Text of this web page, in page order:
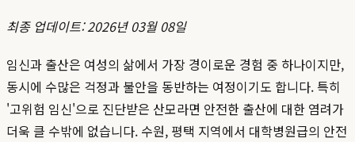
최종 업데이트: 2026년 03월 08일
임신과 출산은 여성의 삶에서 가장 경이로운 경험 중 하나이지만,
동시에 수많은 걱정과 불안을 동반하는 여정이기도 합니다. 특히
'고위험 임신'으로 진단받은 산모라면 안전한 출산에 대한 염려가
더욱 클 수밖에 없습니다. 수원, 평택 지역에서 대학병원급의 안전